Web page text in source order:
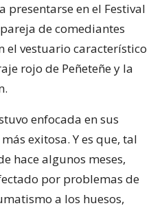
presentarse en el Festival
de comediantes
el vestuario característico
rojo de Peñeteñe y la
enfocada en sus
exitosa. Y es que, tal
hace algunos meses,
por problemas de
a los huesos,